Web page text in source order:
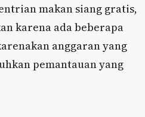
makan siang gratis,
karena ada beberapa
anggaran yang
pemantauan yang